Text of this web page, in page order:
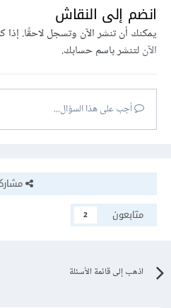
انضم إلى النقاش
يمكنك أن تنشر الآن وتسجل لاحقًا.
الآنلتنشر باسم حسابك.
أجب على هذا السؤال...
متابعون
2
اذهب إلى قائمة الأسئلة